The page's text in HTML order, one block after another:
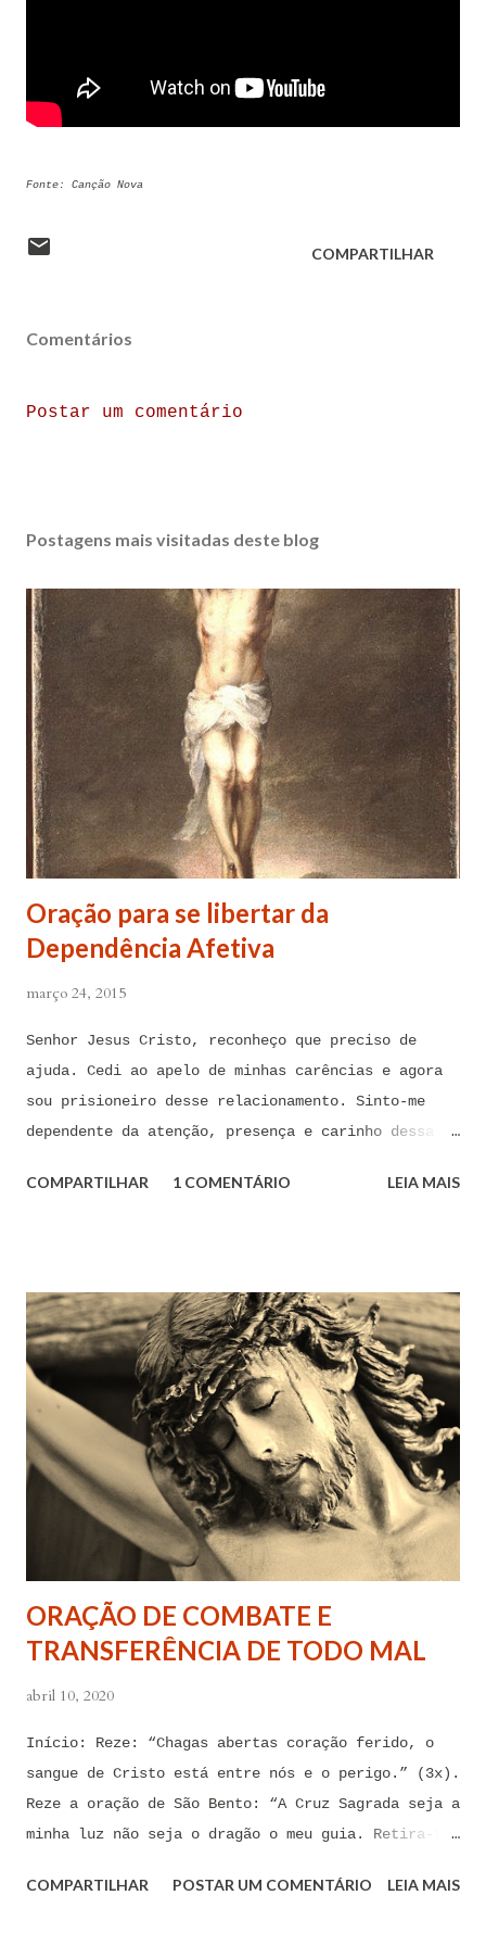
Fonte: Canção Nova
COMPARTILHAR
Comentários
Postar um comentário
Postagens mais visitadas deste blog
Oração para se libertar da
Dependência Afetiva
março 24, 2015
Senhor Jesus Cristo, reconheço que preciso de
ajuda. Cedi ao apelo de minhas carências e agora
sou prisioneiro desse relacionamento. Sinto-me
dependente da atenção, presença e carinho dessa
para me libertar da influência dessas tentações. A
tentação me venceu. E confesso a minha culpa por
ter cedido às suas insinuações me deixando
envolver. Mas, neste momento, eu me agarro com
todas as minhas forças ao poder de Tua Santa Cruz.
Jesus, eu suplico que o Senhor ordene a todas as
forças espirituais malignas que me amarram e
atormentam por meio desses sentimentos para que se
afastem de mim juntamente com todas as suas
tentações. Senhor Jesus, a partir de agora eu não
de impotência, de apego, de escravidão
sentimental, de devassidão, de adultério, de
COMPARTILHAR 1 COMENTÁRIO LEIA MAIS
ORAÇÃO DE COMBATE E
TRANSFERÊNCIA DE TODO MAL
abril 10, 2020
Início: Reze: “Chagas abertas coração ferido, o
sangue de Cristo está entre nós e o perigo.” (3x).
Reze a oração de São Bento: “A Cruz Sagrada seja a
minha luz não seja o dragão o meu guia. Retira-te
que me ofereces, bebe tu mesmo o teu veneno.” Reze
COMPARTILHAR POSTAR UM COMENTÁRIO LEIA MAIS